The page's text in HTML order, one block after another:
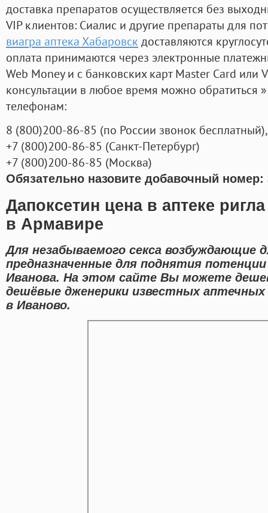
доставка препаратов осуществляется без
VIP клиентов: Сиалис и другие препараты для
виагра аптека Хабаровск доставляются
оплата принимаются через электронные
Web Money и с банковских карт Master Card или
консультации в любое время можно обратиться
телефонам:
8 (800)200-86-85 (по России звонок бесплатный),
+7 (800)200-86-85 (Санкт-Петербург)
+7 (800)200-86-85 (Москва)
Обязательно назовите добавочный номер:
Дапоксетин цена в аптеке
в Армавире
Для незабываемого секса возбуждающие
предназначенные для поднятия
Иванова. На этом сайте Вы можете
дешёвые дженерики известных аптечных
в Иваново.